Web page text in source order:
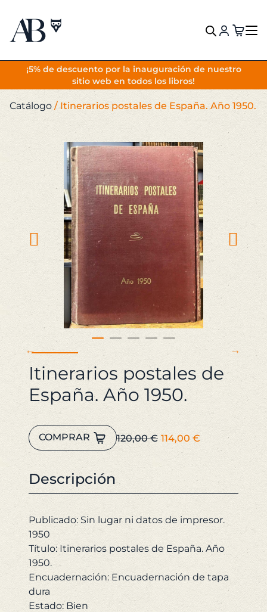
¡5% de descuento por la inauguración de nuestro
sitio web en todos los libros!
VOLVER
Catálogo /Itinerarios postales de España. Año 1950.
Itinerarios postales de
España. Año 1950.
120,00€ El
precio
original
120,00 €.
114,00 €El
precio
actual
114,00 €.
Itinerarios
postales
España.
Año
1950.
cantidad
COMPRAR
Descripción
Publicado: Sin lugar ni datos de impresor.
1950
Título: Itinerarios postales de España. Año
1950.
Encuadernación: Encuadernación de tapa
dura
Estado: Bien